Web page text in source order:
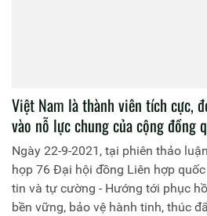
Việt Nam là thành viên tích cực,
vào nỗ lực chung của cộng đồng
Ngày 22-9-2021, tại phiên thảo
họp 76 Đại hội đồng Liên hợp
tin và tự cường - Hướng tới phục
bền vững, bảo vệ hành tinh, thúc